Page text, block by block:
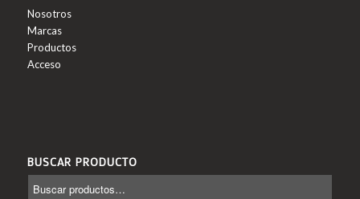
Nosotros
Marcas
Productos
Acceso
BUSCAR PRODUCTO